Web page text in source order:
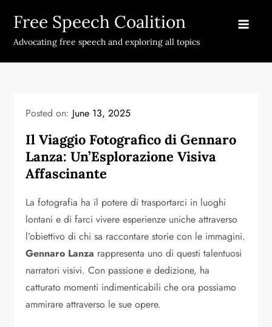
content
Free Speech Coalition
Advocating free speech and exploring all topics
Posted on: June 13, 2025
Il Viaggio Fotografico di Gennaro
Lanza: Un’Esplorazione Visiva
Affascinante
La fotografia ha il potere di trasportarci in luoghi
lontani e di farci vivere esperienze uniche attraverso
l’obiettivo di chi sa raccontare storie con le immagini.
Gennaro Lanza rappresenta uno di questi talentuosi
narratori visivi. Con passione e dedizione, ha
catturato momenti indimenticabili che ora possiamo
ammirare attraverso le sue opere.